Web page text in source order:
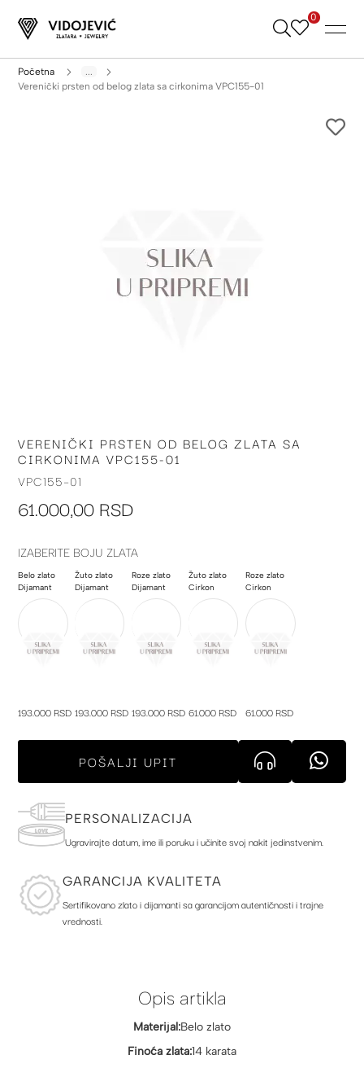
Skip
0
Početna
...
Verenički prsten od belog zlata sa cirkonima VPC155-01
Skip
to
the
of
gallery
VERENIČKI PRSTEN OD BELOG ZLATA SA
CIRKONIMA VPC155-01
VPC155-01
61.000,00 RSD
IZABERITE BOJU ZLATA
Belo zlato
Dijamant
193.000 RSD
Žuto zlato
Dijamant
193.000 RSD
Roze zlato
Dijamant
193.000 RSD
Žuto zlato
Cirkon
61.000 RSD
Roze zlato
Cirkon
61.000 RSD
POŠALJI UPIT
PERSONALIZACIJA
Ugravirajte datum, ime ili poruku i učinite svoj nakit jedinstvenim.
GARANCIJA KVALITETA
Sertifikovano zlato i dijamanti sa garancijom autentičnosti i trajne
vrednosti.
Opis artikla
Materijal:Belo zlato
Finoća zlata:14 karata